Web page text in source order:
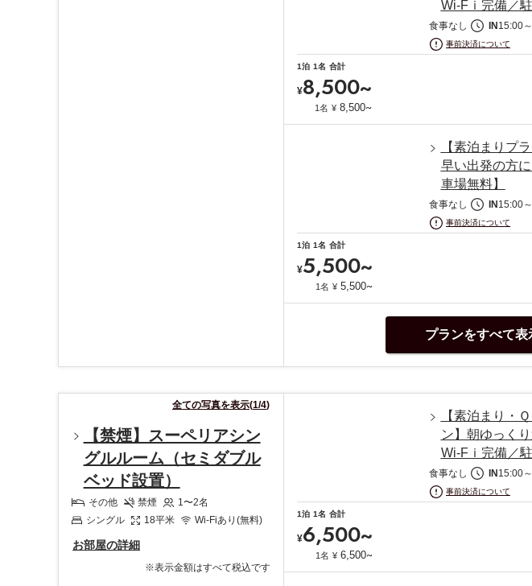
Wi-Fｉ完備／駐
食事なし IN15:00～
事前決済について
1泊 1名 合計
¥8,500~
1名 ¥ 8,500~
【素泊まりプ
早い出発の方
車場無料】
食事なし IN15:00～
事前決済について
1泊 1名 合計
¥5,500~
1名 ¥ 5,500~
プランをすべて表
全ての写真を表示(1/4)
【禁煙】スーペリアシン
グルルーム（セミダブル
ベッド設置）
その他 禁煙 1〜2名
シングル
18平米 Wi-Fiあり(無料)
お部屋の詳細
※表示金額はすべて税込です
【素泊まり・
ン】朝ゆっく
Wi-Fｉ完備／駐
食事なし IN15:00～
事前決済について
1泊 1名 合計
¥6,500~
1名 ¥ 6,500~